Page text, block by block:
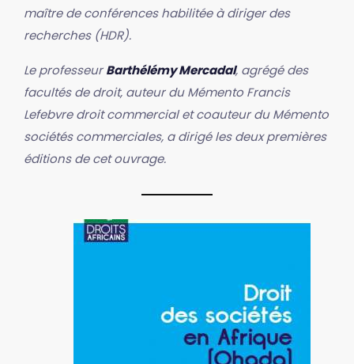
maître de conférences habilitée à diriger des
recherches (HDR).
Le professeurBarthélémy Mercadal, agrégé des
facultés de droit, auteur du Mémento Francis
Lefebvre droit commercial et coauteur du Mémento
sociétés commerciales, a dirigé les deux premières
éditions de cet ouvrage.